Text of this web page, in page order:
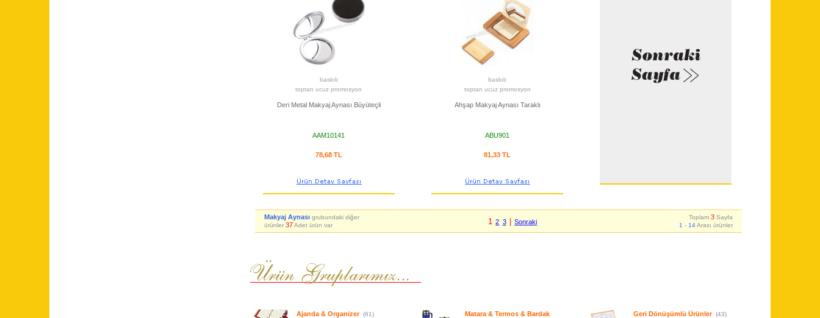
baskılı
toptan ucuz promosyon
Deri Metal Makyaj Aynası Büyüteçli
AAM10141
78,68 TL
baskılı
toptan ucuz promosyon
Ahşap Makyaj Aynası Taraklı
ABU901
81,33 TL
Makyaj Aynasıgrubundaki diğer
ürünler 37Adet ürün var 12 3|Sonraki
Toplam3 Sayfa
1 - 14Arası ürünler
Ajanda & Organizer(61) Matara & Termos & Bardak Geri Dönüşümlü Ürünler(43)